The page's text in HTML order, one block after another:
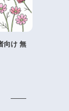
向け 無